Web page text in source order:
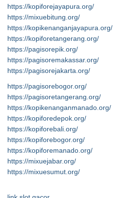
https://kopiforejayapura.org/
https://mixuebitung.org/
https://kopikenanganjayapura.org/
https://kopiforetangerang.org/
https://pagisorepik.org/
https://pagisoremakassar.org/
https://pagisorejakarta.org/
https://pagisorebogor.org/
https://pagisoretangerang.org/
https://kopikenanganmanado.org/
https://kopiforedepok.org/
https://kopiforebali.org/
https://kopiforebogor.org/
https://kopiforemanado.org/
https://mixuejabar.org/
https://mixuesumut.org/